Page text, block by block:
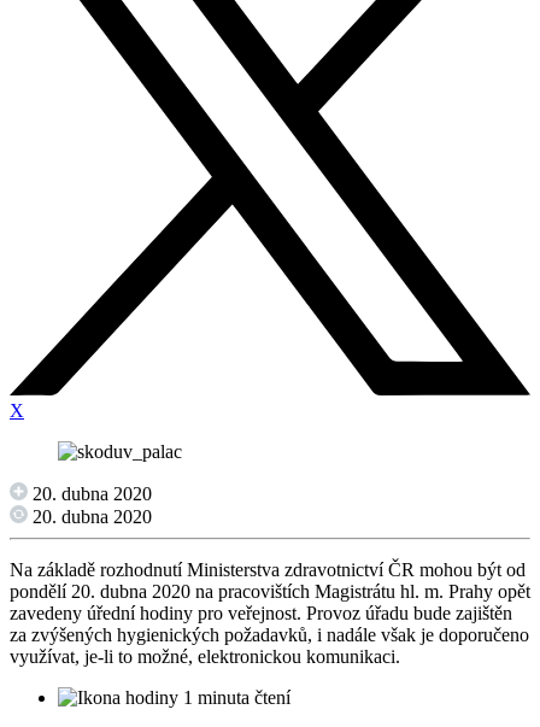
X
20. dubna 2020
20. dubna 2020
Na základě rozhodnutí Ministerstva zdravotnictví ČR mohou být od
pondělí 20. dubna 2020 na pracovištích Magistrátu hl. m. Prahy opět
zavedeny úřední hodiny pro veřejnost. Provoz úřadu bude zajištěn
za zvýšených hygienických požadavků, i nadále však je doporučeno
využívat, je-li to možné, elektronickou komunikaci.
1 minuta čtení